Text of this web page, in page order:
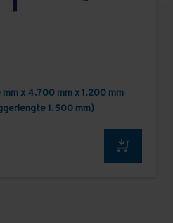
x 4.700 mm x 1.200 mm
1.500 mm)